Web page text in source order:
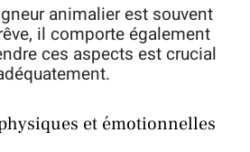
animalier est souvent
il comporte également
ces aspects est crucial
et émotionnelles